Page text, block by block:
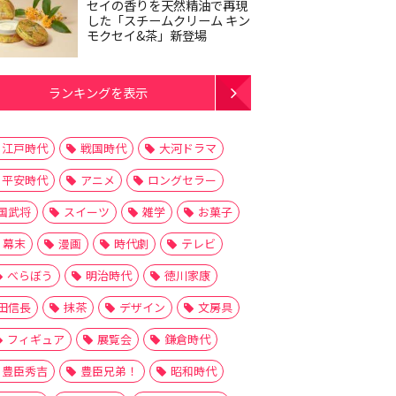
セイの香りを天然精油で再現
した「スチームクリーム キン
モクセイ&茶」新登場
ランキングを表示
江戸時代 戦国時代
大河ドラマ
平安時代
アニメ
ロングセラー
武将
スイーツ 雑学
お菓子
幕末
漫画 時代劇
テレビ
べらぼう
明治時代
徳川家康
信長
抹茶 デザイン
文房具
フィギュア
展覧会
鎌倉時代
豊臣秀吉
豊臣兄弟！
昭和時代